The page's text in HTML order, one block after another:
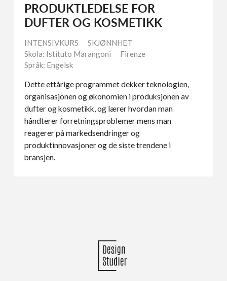
PRODUKTLEDELSE FOR
DUFTER OG KOSMETIKK
INTENSIVKURS
SKJØNNHET
Skola: Istituto Marangoni
Firenze
Språk: Engelsk
Dette ettårige programmet dekker teknologien,
organisasjonen og økonomien i produksjonen av
dufter og kosmetikk, og lærer hvordan man
håndterer forretningsproblemer mens man
reagerer på markedsendringer og
produktinnovasjoner og de siste trendene i
bransjen.